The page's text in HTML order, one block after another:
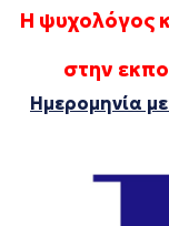
Η ψυχολόγος
στην
Ημερομηνία